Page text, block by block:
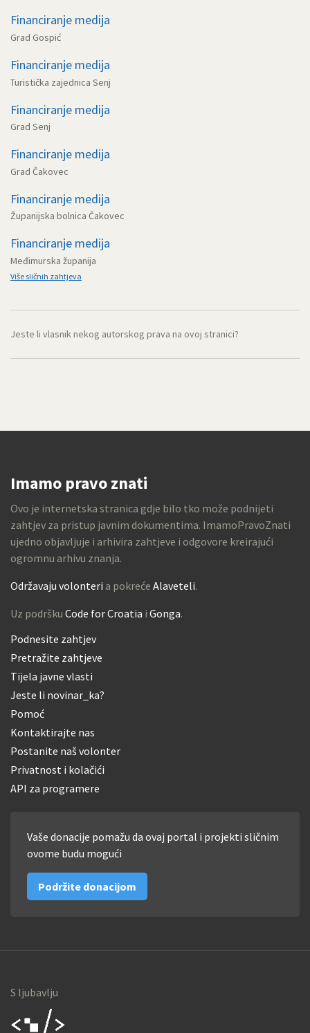
Financiranje medija
Grad Gospić
Financiranje medija
Turistička zajednica Senj
Financiranje medija
Grad Senj
Financiranje medija
Grad Čakovec
Financiranje medija
Županijska bolnica Čakovec
Financiranje medija
Međimurska županija
Više sličnih zahtjeva
Jeste li vlasnik nekog autorskog prava na ovoj stranici?
Imamo pravo znati
Ovo je internetska stranica gdje bilo tko može podnijeti
zahtjev za pristup javnim dokumentima. ImamoPravoZnati
ujedno objavljuje i arhivira zahtjeve i odgovore kreirajući
ogromnu arhivu znanja.
Održavaju volonteri a pokreće Alaveteli.
Uz podršku Code for Croatia i Gonga.
Podnesite zahtjev
Pretražite zahtjeve
Tijela javne vlasti
Jeste li novinar_ka?
Pomoć
Kontaktirajte nas
Postanite naš volonter
Privatnost i kolačići
API za programere
Vaše donacije pomažu da ovaj portal i projekti sličnim
ovome budu mogući
Podržite donacijom
S ljubavlju